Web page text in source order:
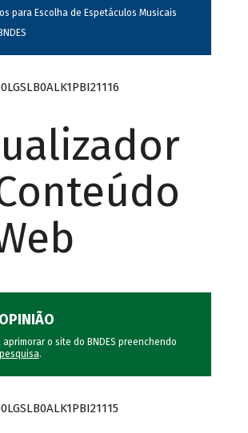
para Escolha de Espetáculos Musicais
o site do BNDES preenchendo
pesquisa.